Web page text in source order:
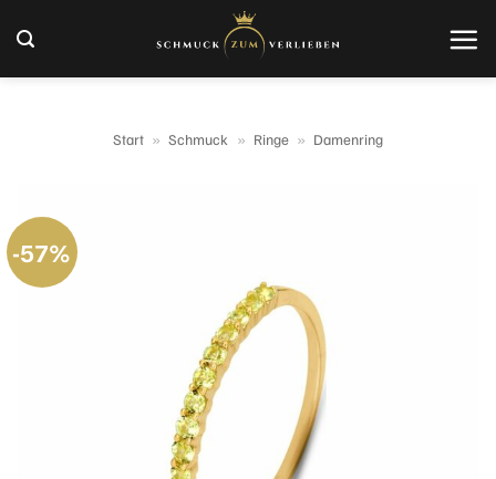
Inhalt
springen
Start » Schmuck » Ringe » Damenring
-57%